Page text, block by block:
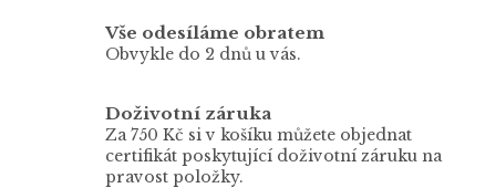
Vše odesíláme obratem
Obvykle do 2 dnů u vás.
Doživotní záruka
Za 750 Kč si v košíku můžete objednat
certifikát poskytující doživotní záruku na
pravost položky.